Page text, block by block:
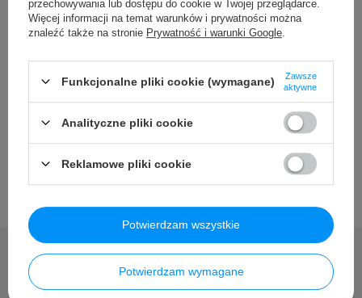
Kabel Mini Jack
Szczegółowe dane
Opinie
przechowywania lub dostępu do cookie w Twojej przeglądarce.
Więcej informacji na temat warunków i prywatności można
znaleźć także na stronie Prywatność i warunki Google
Funkcjonalne pliki cookie (wymagane)
Zawsze
aktywne
Analityczne pliki cookie
Reklamowe pliki cookie
Potwierdzam wymagane
Potwierdzam wszystkie